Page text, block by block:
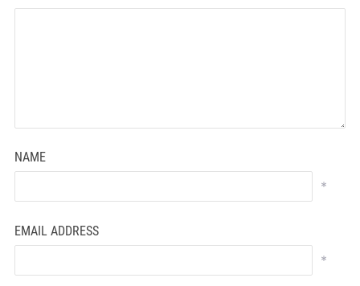
NAME
*
EMAIL ADDRESS
*